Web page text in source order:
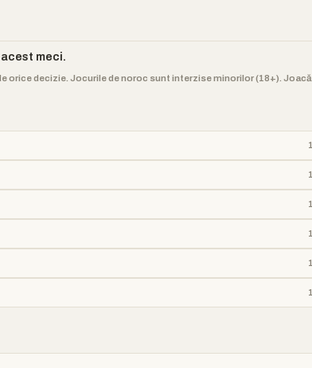
meci.
orice decizie. Jocurile de noroc sunt interzise minorilor (18+). Joacă